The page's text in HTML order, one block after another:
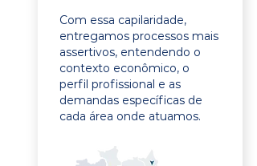
Com essa capilaridade,
entregamos processos mais
assertivos, entendendo o
contexto econômico, o
perfil profissional e as
demandas específicas de
cada área onde atuamos.